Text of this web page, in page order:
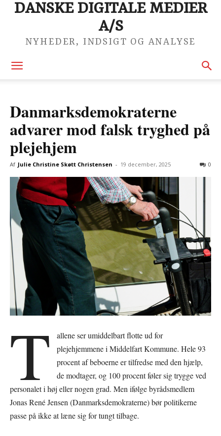
DANSKE DIGITALE MEDIER
A/S
NYHEDER, INDSIGT OG ANALYSE
Danmarksdemokraterne
advarer mod falsk tryghed på
plejehjem
Af Julie Christine Skøtt Christensen - 19 december, 2025 0
T
allene ser umiddelbart flotte ud for
plejehjemmene i Middelfart Kommune. Hele 93
procent af beboerne er tilfredse med den hjælp,
de modtager, og 100 procent føler sig trygge ved
personalet i høj eller nogen grad. Men ifølge byrådsmedlem
Jonas René Jensen (Danmarksdemokraterne) bør politikerne
passe på ikke at læne sig for tungt tilbage.